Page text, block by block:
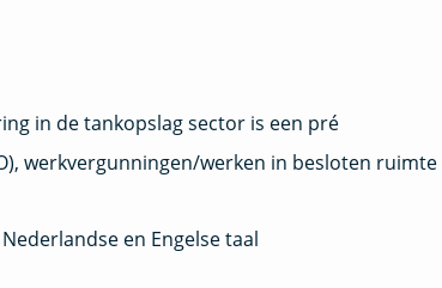
in de tankopslag sector is een pré
werkvergunningen/werken in besloten ruimte
en Engelse taal